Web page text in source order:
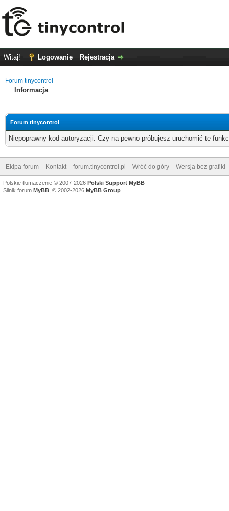
Witaj! Logowanie Rejestracja
Forum tinycontrol
Informacja
Forum tinycontrol
Niepoprawny kod autoryzacji. Czy na pewno próbujesz uruchomić tę
Ekipa forum Kontakt forum.tinycontrol.pl Wróć do góry Wersja bez grafiki
Polskie tłumaczenie © 2007-2026 Polski Support MyBB
Silnik forum MyBB , © 2002-2026 MyBB Group